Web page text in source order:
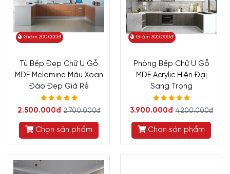
Giảm 200.000đ
Tủ Bếp Đẹp Chữ U Gỗ
MDF Melamine Màu Xoan
Đào Đẹp Giá Rẻ
2.500.000đ 2.700.000đ
Chọn sản phẩm
Giảm 300.000đ
Phòng Bếp Chữ U Gỗ
MDF Acrylic Hiện Đại
Sang Trọng
3.900.000đ 4.200.000đ
Chọn sản phẩm